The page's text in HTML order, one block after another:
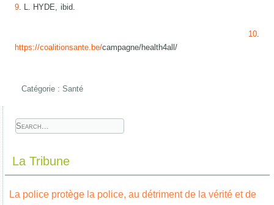
9 . L. HYDE, ibid.
10.
https://coalitionsante.be/campagne/health4all/
Catégorie :Santé
La Tribune
La police protège la police, au détriment de la vérité et de